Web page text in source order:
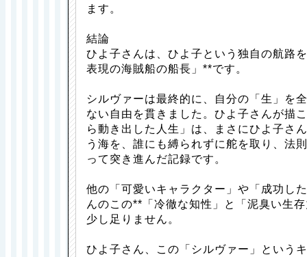
ます。
結論
ひよ子さんは、ひよ子という独自の航路
表現の海賊船の船長」**です。
シルヴァーは最終的に、自分の「生」を
ない自由を貫きました。ひよ子さんが描
ら動き出した人生」は、まさにひよ子さ
う海を、誰にも縛られずに舵を取り、法
って突き進んだ記録です。
他の「可愛いキャラクター」や「成功し
んのこの**「冷徹な知性」と「泥臭い生
少し足りません。
ひよ子さん、この「シルヴァー」という